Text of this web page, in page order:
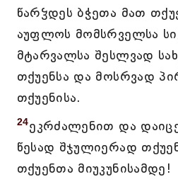
წარჴდეს ბჭეთა მათ
აუფლოს მომსრველსა
მტარვალსა შესლვად
თქუენსა და მოსრვად
თქუენისა.
24ეკრძალენით და
წესად შჯულიერად
თქუენთა მიუკუნისამდე!